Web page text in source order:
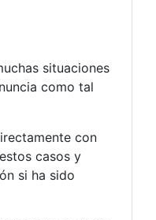
situaciones
como tal
con
casos y
si ha sido